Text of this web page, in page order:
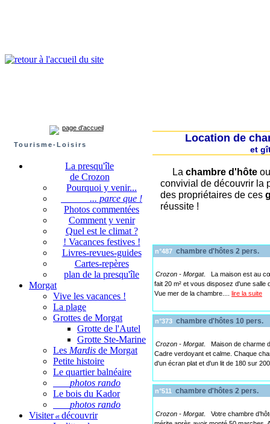
page d'accueil
Tourisme-Loisirs
La presqu'île
de Crozon
Pourquoi y venir...
... parce que !
Photos commentées
Comment y venir
Quel est le climat ?
! Vacances festives !
Livres-revues-guides
Cartes-repères
plan de la presqu'île
Morgat
Vive les vacances !
La plage
Grottes de Morgat
Grotte de l'Autel
Grotte Ste-Marine
Les Mardis de Morgat
Petite histoire
Le quartier balnéaire
photos rando
Le bois du Kador
photos rando
Visiteret découvrir
Location de
et
La chambre d'hôte
convivial de découvrir la
des propriétaires de ces
réussite !
n°487 chambre d'hôtes 2 pers.
Crozon - Morgat. La maison est au
fait 20 m² et vous disposez d'une salle
Vue mer de la chambre.... lire la suite
n°373 chambre d'hôtes 10 pers.
Crozon - Morgat. Maison de charme
Cadre verdoyant et calme. Chaque
d'un écran plat et d'un lit de 180 sur
n°511 chambre d'hôtes 2 pers.
Crozon - Morgat. Votre chambre